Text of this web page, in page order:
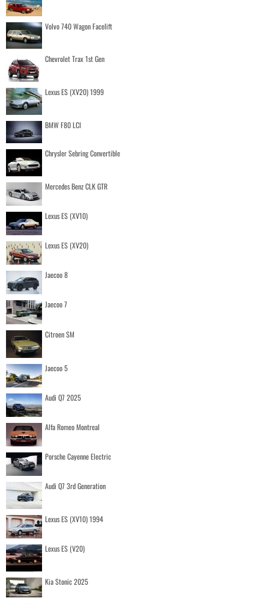
Volvo 740 Wagon Facelift
Chevrolet Trax 1st Gen
Lexus ES (XV20) 1999
BMW F80 LCI
Chrysler Sebring Convertible
Mercedes Benz CLK GTR
Lexus ES (XV10)
Lexus ES (XV20)
Jaecoo 8
Jaecoo 7
Citroen SM
Jaecoo 5
Audi Q7 2025
Alfa Romeo Montreal
Porsche Cayenne Electric
Audi Q7 3rd Generation
Lexus ES (XV10) 1994
Lexus ES (V20)
Kia Stonic 2025